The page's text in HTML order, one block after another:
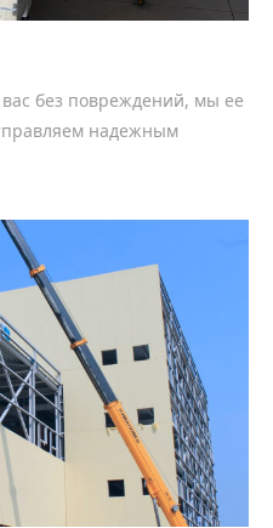
без повреждений, мы ее
надежным